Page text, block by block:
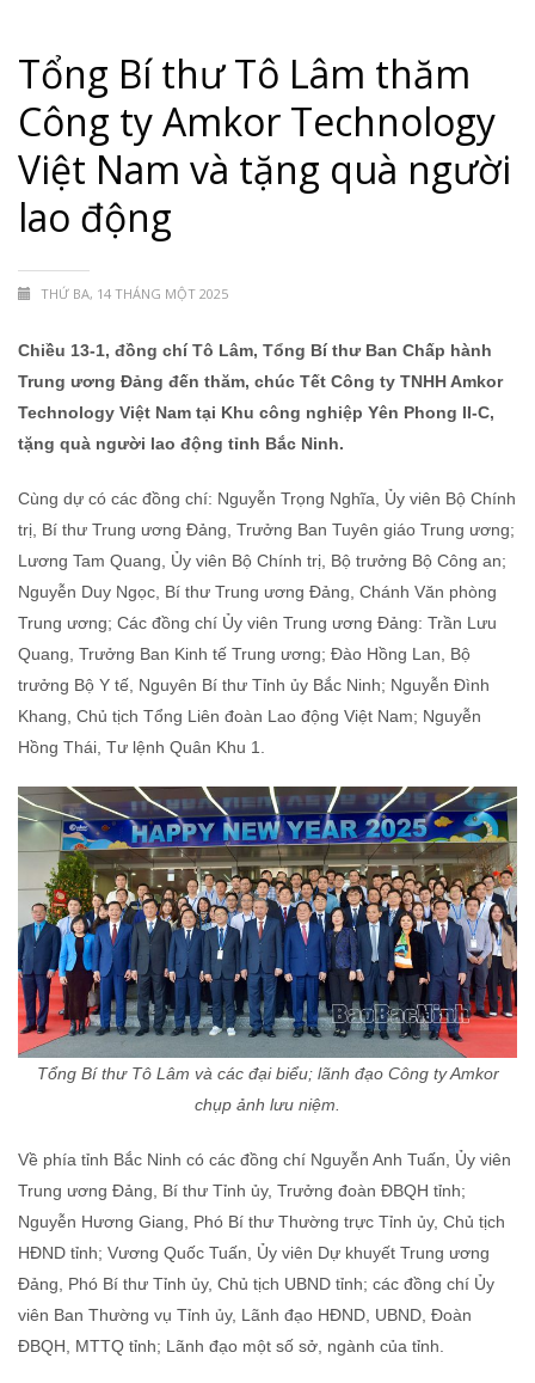
Tổng Bí thư Tô Lâm thăm
Công ty Amkor Technology
Việt Nam và tặng quà người
lao động
THỨ BA, 14 THÁNG MỘT 2025
Chiều 13-1, đồng chí Tô Lâm, Tổng Bí thư Ban Chấp hành
Trung ương Đảng đến thăm, chúc Tết Công ty TNHH Amkor
Technology Việt Nam tại Khu công nghiệp Yên Phong II-C,
tặng quà người lao động tỉnh Bắc Ninh.
Cùng dự có các đồng chí: Nguyễn Trọng Nghĩa, Ủy viên Bộ Chính
trị, Bí thư Trung ương Đảng, Trưởng Ban Tuyên giáo Trung ương;
Lương Tam Quang, Ủy viên Bộ Chính trị, Bộ trưởng Bộ Công an;
Nguyễn Duy Ngọc, Bí thư Trung ương Đảng, Chánh Văn phòng
Trung ương; Các đồng chí Ủy viên Trung ương Đảng: Trần Lưu
Quang, Trưởng Ban Kinh tế Trung ương; Đào Hồng Lan, Bộ
trưởng Bộ Y tế, Nguyên Bí thư Tỉnh ủy Bắc Ninh; Nguyễn Đình
Khang, Chủ tịch Tổng Liên đoàn Lao động Việt Nam; Nguyễn
Hồng Thái, Tư lệnh Quân Khu 1.
Tổng Bí thư Tô Lâm và các đại biểu; lãnh đạo Công ty Amkor
chụp ảnh lưu niệm.
Về phía tỉnh Bắc Ninh có các đồng chí Nguyễn Anh Tuấn, Ủy viên
Trung ương Đảng, Bí thư Tỉnh ủy, Trưởng đoàn ĐBQH tỉnh;
Nguyễn Hương Giang, Phó Bí thư Thường trực Tỉnh ủy, Chủ tịch
HĐND tỉnh; Vương Quốc Tuấn, Ủy viên Dự khuyết Trung ương
Đảng, Phó Bí thư Tỉnh ủy, Chủ tịch UBND tỉnh; các đồng chí Ủy
viên Ban Thường vụ Tỉnh ủy, Lãnh đạo HĐND, UBND, Đoàn
ĐBQH, MTTQ tỉnh; Lãnh đạo một số sở, ngành của tỉnh.